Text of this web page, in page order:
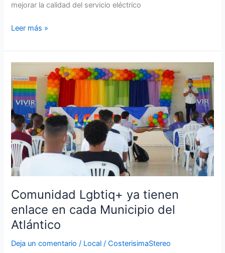
mejorar la calidad del servicio eléctrico
Leer más »
Comunidad Lgbtiq+ ya tienen
enlace en cada Municipio del
Atlántico
Deja un comentario / Local /CosterisimaStereo
Lgbtiq+
ya
tienen
enlace
en
cada
Municipio
del
Atlántico